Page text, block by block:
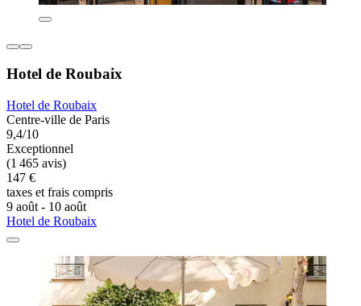
Hotel de Roubaix
Hotel de Roubaix
Centre-ville de Paris
9,4/10
Exceptionnel
(1 465 avis)
147 €
taxes et frais compris
9 août - 10 août
Hotel de Roubaix